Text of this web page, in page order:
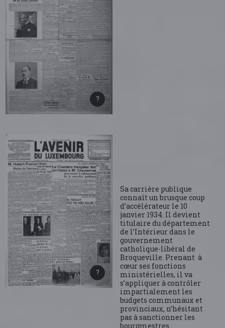
Sa carrière publique
connaît un brusque coup
d’accélérateur le 10
janvier 1934. Il devient
titulaire du département
de l’Intérieur dans le
gouvernement
catholique-libéral de
Broqueville. Prenant à
cœur ses fonctions
ministérielles, il va
s’appliquer à contrôler
impartialement les
budgets communaux et
provinciaux, n’hésitant
pas à sanctionner les
bourgmestres